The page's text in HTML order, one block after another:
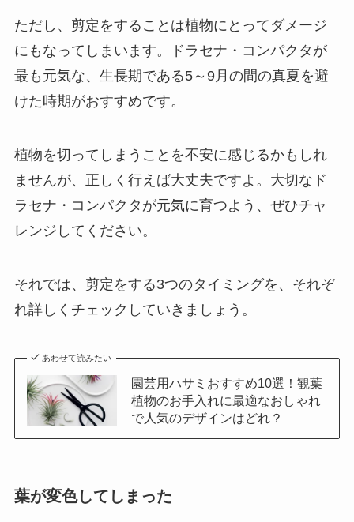
ただし、剪定をすることは植物にとってダメージ
にもなってしまいます。
ドラセナ・コンパクタが
最も元気な、生長期である5～9月の間の真夏を避
けた時期がおすすめです。
植物を切ってしまうことを不安に感じるかもしれ
ませんが、正しく行えば大丈夫ですよ。大切なド
ラセナ・コンパクタが元気に育つよう、ぜひチャ
レンジしてください。
それでは、剪定をする3つのタイミングを、それぞ
れ詳しくチェックしていきましょう。
あわせて読みたい
園芸用ハサミおすすめ10選！観葉
植物のお手入れに最適なおしゃれ
で人気のデザインはどれ？
葉が変色してしまった